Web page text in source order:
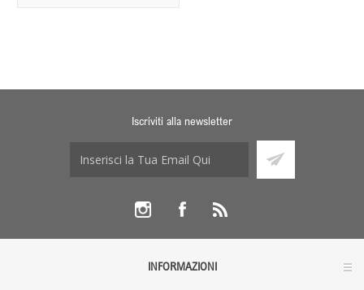
Iscriviti alla newsletter
INFORMAZIONI